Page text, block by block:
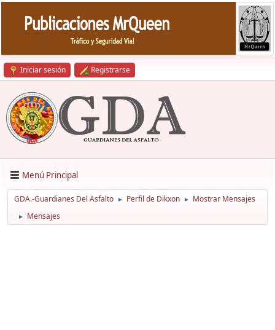
Iniciar sesión Registrarse
Menú Principal
GDA.-Guardianes Del Asfalto ► Perfil de Dikxon ► Mostrar Mensajes
► Mensajes